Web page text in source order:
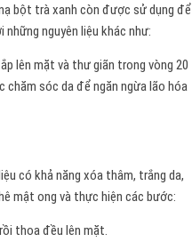
bột trà xanh còn được sử dụng để
nguyên liệu khác như:
lên mặt và thư giãn trong vòng 20
sóc da để ngăn ngừa lão hóa
có khả năng xóa thâm, trắng da,
mật ong và thực hiện các bước:
thoa đều lên mặt.